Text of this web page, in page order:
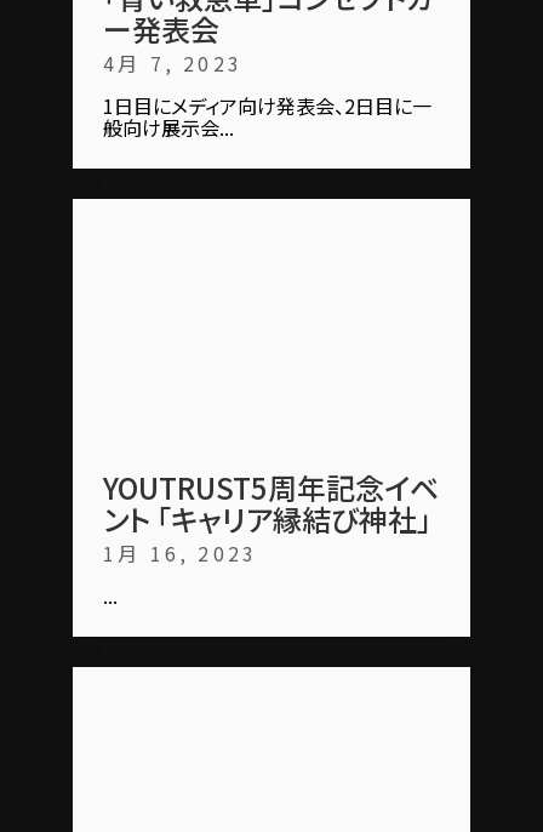
ー発表会
4月 7, 2023
1日目にメディア向け発表会、2日目に一
般向け展示会...
YOUTRUST5周年記念イベ
ント 「キャリア縁結び神社」
1月 16, 2023
...